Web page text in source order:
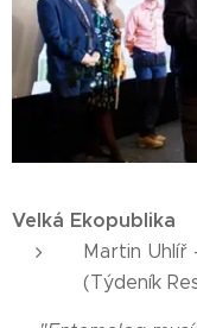
Velká Ekopublika
Martin Uhlíř
(Týdeník